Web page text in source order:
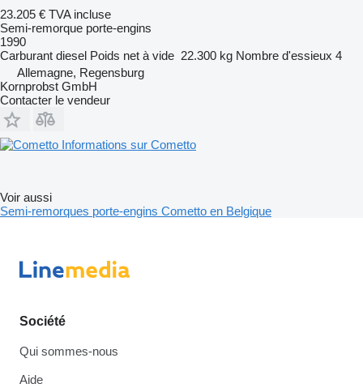
23.205 € TVA incluse
Semi-remorque porte-engins
1990
Carburant diesel Poids net à vide 22.300 kg Nombre d'essieux 4
Allemagne, Regensburg
Kornprobst GmbH
Contacter le vendeur
Informations sur Cometto
Voir aussi
Semi-remorques porte-engins Cometto en Belgique
Société
Qui sommes-nous
Aide